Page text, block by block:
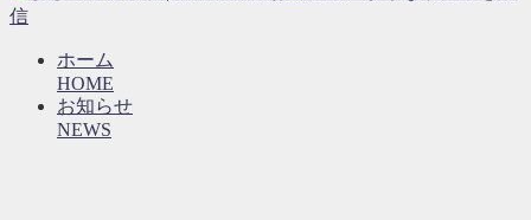
ホーム
HOME
お知らせ
NEWS